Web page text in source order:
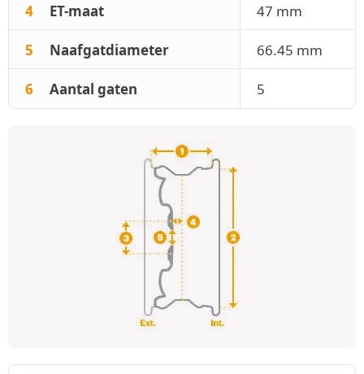
4 ET-maat 47 mm
5 Naafgatdiameter 66.45 mm
6 Aantal gaten 5